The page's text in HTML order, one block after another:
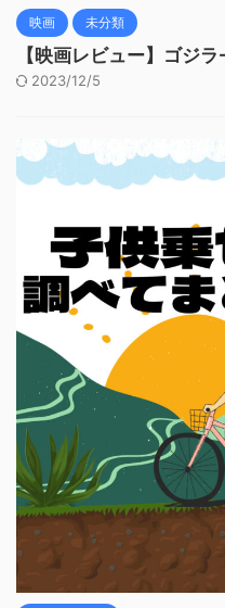
映画 未分類
【映画レビュー】ゴジ
2023/12/5